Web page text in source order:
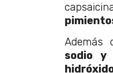
Además
sodio y